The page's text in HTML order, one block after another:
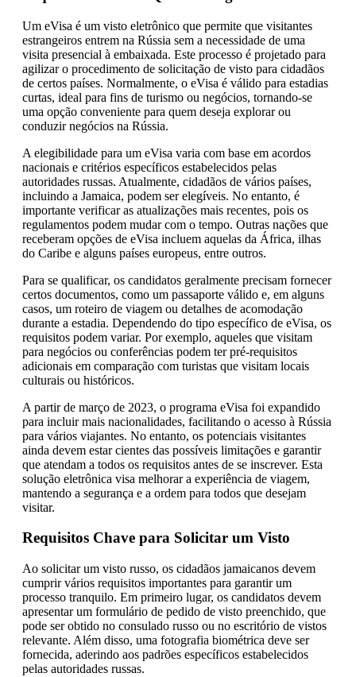
Um eVisa é um visto eletrônico que permite que visitantes
estrangeiros entrem na Rússia sem a necessidade de uma
visita presencial à embaixada. Este processo é projetado para
agilizar o procedimento de solicitação de visto para cidadãos
de certos países. Normalmente, o eVisa é válido para estadias
curtas, ideal para fins de turismo ou negócios, tornando-se
uma opção conveniente para quem deseja explorar ou
conduzir negócios na Rússia.
A elegibilidade para um eVisa varia com base em acordos
nacionais e critérios específicos estabelecidos pelas
autoridades russas. Atualmente, cidadãos de vários países,
incluindo a Jamaica, podem ser elegíveis. No entanto, é
importante verificar as atualizações mais recentes, pois os
regulamentos podem mudar com o tempo. Outras nações que
receberam opções de eVisa incluem aquelas da África, ilhas
do Caribe e alguns países europeus, entre outros.
Para se qualificar, os candidatos geralmente precisam fornecer
certos documentos, como um passaporte válido e, em alguns
casos, um roteiro de viagem ou detalhes de acomodação
durante a estadia. Dependendo do tipo específico de eVisa, os
requisitos podem variar. Por exemplo, aqueles que visitam
para negócios ou conferências podem ter pré-requisitos
adicionais em comparação com turistas que visitam locais
culturais ou históricos.
A partir de março de 2023, o programa eVisa foi expandido
para incluir mais nacionalidades, facilitando o acesso à Rússia
para vários viajantes. No entanto, os potenciais visitantes
ainda devem estar cientes das possíveis limitações e garantir
que atendam a todos os requisitos antes de se inscrever. Esta
solução eletrônica visa melhorar a experiência de viagem,
mantendo a segurança e a ordem para todos que desejam
visitar.
Requisitos Chave para Solicitar um Visto
Ao solicitar um visto russo, os cidadãos jamaicanos devem
cumprir vários requisitos importantes para garantir um
processo tranquilo. Em primeiro lugar, os candidatos devem
apresentar um formulário de pedido de visto preenchido, que
pode ser obtido no consulado russo ou no escritório de vistos
relevante. Além disso, uma fotografia biométrica deve ser
fornecida, aderindo aos padrões específicos estabelecidos
pelas autoridades russas.